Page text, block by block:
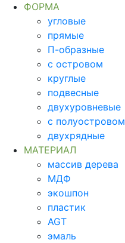
ФОРМА
угловые
прямые
П-образные
с островом
круглые
подвесные
двухуровневые
с полуостровом
двухрядные
МАТЕРИАЛ
массив дерева
МДФ
экошпон
пластик
AGT
эмаль